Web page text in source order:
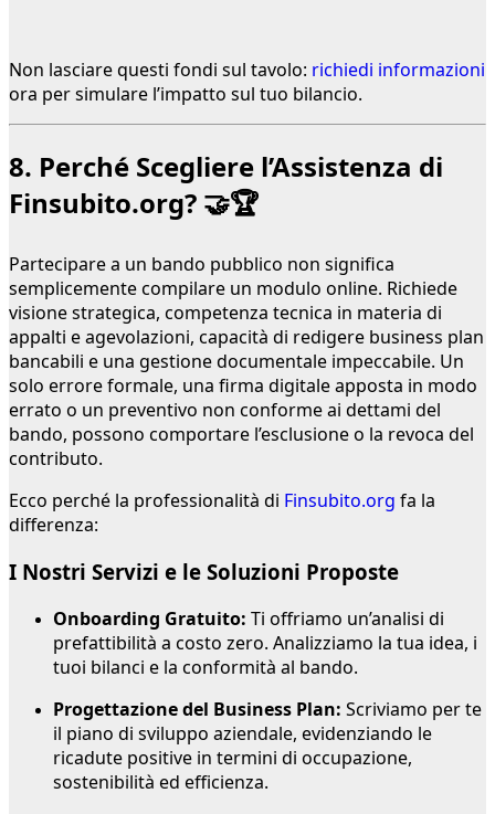
Non lasciare questi fondi sul tavolo: richiedi informazioni
ora per simulare l’impatto sul tuo bilancio.
8. Perché Scegliere l’Assistenza di
Finsubito.org? 🤝🏆
Partecipare a un bando pubblico non significa
semplicemente compilare un modulo online. Richiede
visione strategica, competenza tecnica in materia di
appalti e agevolazioni, capacità di redigere business plan
bancabili e una gestione documentale impeccabile. Un
solo errore formale, una firma digitale apposta in modo
errato o un preventivo non conforme ai dettami del
bando, possono comportare l’esclusione o la revoca del
contributo.
Ecco perché la professionalità di Finsubito.org fa la
differenza:
I Nostri Servizi e le Soluzioni Proposte
Onboarding Gratuito: Ti offriamo un’analisi di
prefattibilità a costo zero. Analizziamo la tua idea, i
tuoi bilanci e la conformità al bando.
Progettazione del Business Plan: Scriviamo per te
il piano di sviluppo aziendale, evidenziando le
ricadute positive in termini di occupazione,
sostenibilità ed efficienza.